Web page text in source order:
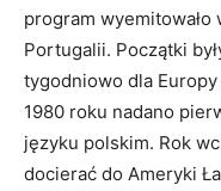
program wyemitowało
Portugalii. Początki
tygodniowo dla
1980 roku nadano
języku polskim. Rok
docierać do Ameryki